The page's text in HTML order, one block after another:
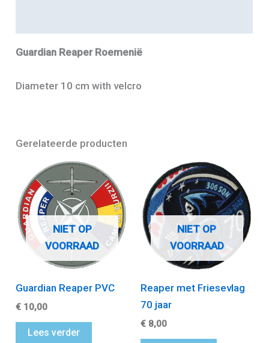
Guardian Reaper Roemenië
Diameter 10 cm with velcro
Gerelateerde producten
NIET OP
VOORRAAD
Guardian Reaper PVC
€ 10,00
Lees verder
NIET OP
VOORRAAD
Reaper met Friesevlag
70 jaar
€ 8,00